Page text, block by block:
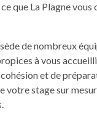
que La Plagne
de nombreux
à vous
cohésion et de
votre stage sur